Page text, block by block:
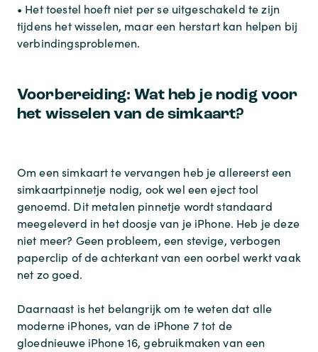
• Het toestel hoeft niet per se uitgeschakeld te zijn
tijdens het wisselen, maar een herstart kan helpen bij
verbindingsproblemen.
Voorbereiding: Wat heb je nodig voor
het wisselen van de simkaart?
Om een simkaart te vervangen heb je allereerst een
simkaartpinnetje nodig, ook wel een eject tool
genoemd. Dit metalen pinnetje wordt standaard
meegeleverd in het doosje van je iPhone. Heb je deze
niet meer? Geen probleem, een stevige, verbogen
paperclip of de achterkant van een oorbel werkt vaak
net zo goed.
Daarnaast is het belangrijk om te weten dat alle
moderne iPhones, van de iPhone 7 tot de
gloednieuwe iPhone 16, gebruikmaken van een